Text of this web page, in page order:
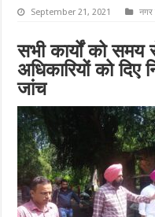
September 21, 2021 नगर
सभी कार्यों को
अधिकारियों को दिए
जांच